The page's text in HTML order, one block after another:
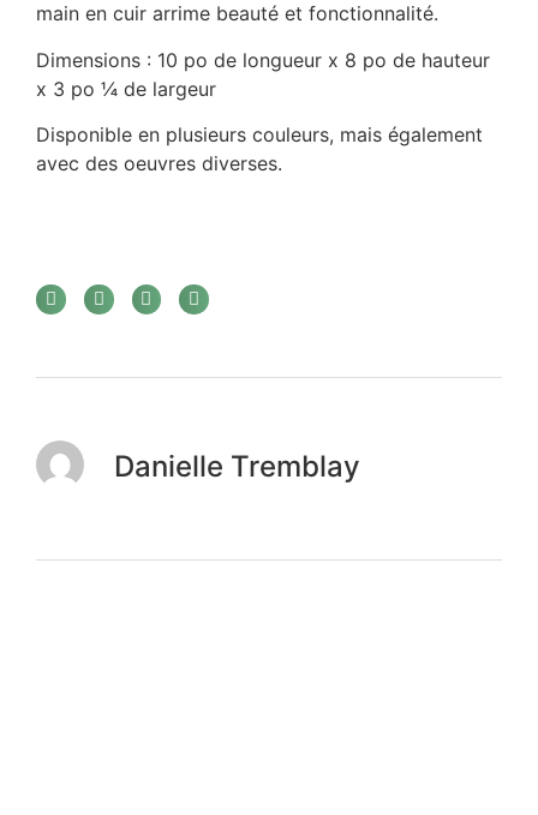
main en cuir arrime beauté et fonctionnalité.
Dimensions : 10 po de longueur x 8 po de hauteur
x 3 po ¼ de largeur
Disponible en plusieurs couleurs, mais également
avec des oeuvres diverses.
Danielle Tremblay